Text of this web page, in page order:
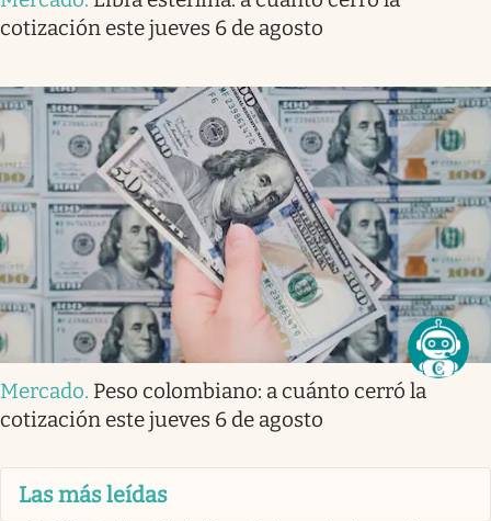
cotización este jueves 6 de agosto
Mercado. Peso colombiano: a cuánto cerró la
cotización este jueves 6 de agosto
Las más leídas